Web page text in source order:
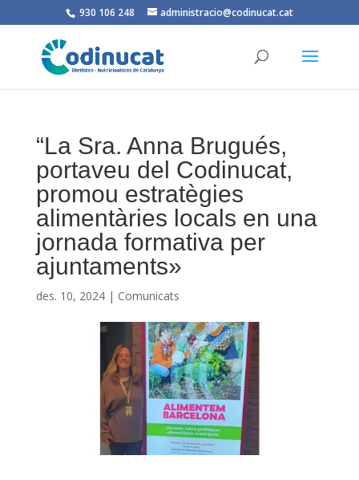
930 106 248 administracio@codinucat.cat
“La Sra. Anna Brugués,
portaveu del Codinucat,
promou estratègies
alimentàries locals en una
jornada formativa per
ajuntaments»
des. 10, 2024| Comunicats